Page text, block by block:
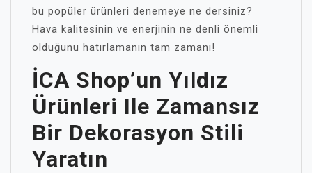
bu popüler ürünleri denemeye ne dersiniz?
Hava kalitesinin ve enerjinin ne denli önemli
olduğunu hatırlamanın tam zamanı!
İCA Shop’un Yıldız
Ürünleri Ile Zamansız
Bir Dekorasyon Stili
Yaratın